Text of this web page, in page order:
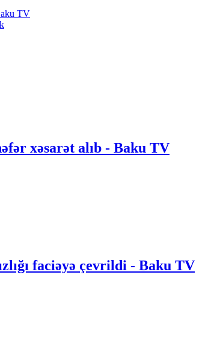
TV
xəsarət alıb - Baku TV
faciəyə çevrildi - Baku TV